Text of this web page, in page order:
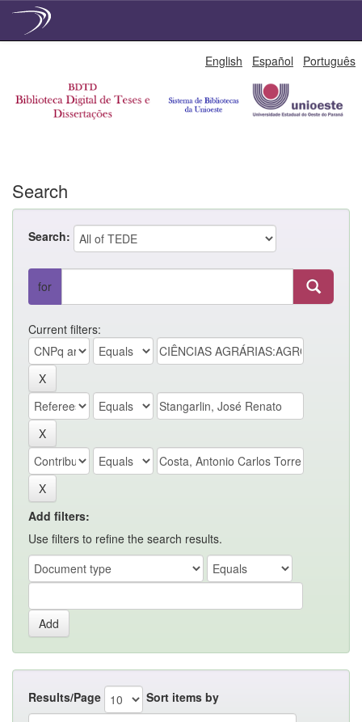
English Español Português
Search
Search:
for
Current filters:
Add filters:
Use filters to refine the search results.
Results/Page Sort items by